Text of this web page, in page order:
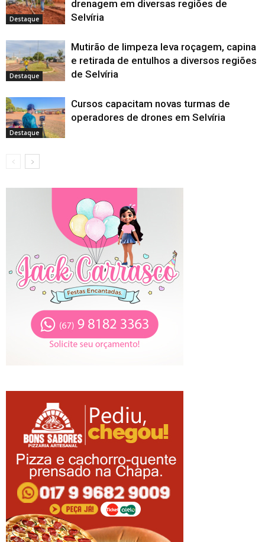
Destaque
drenagem em diversas regiões de
Selvíria
Destaque
Mutirão de limpeza leva roçagem, capina
e retirada de entulhos a diversos regiões
de Selvíria
Destaque
Cursos capacitam novas turmas de
operadores de drones em Selvíria